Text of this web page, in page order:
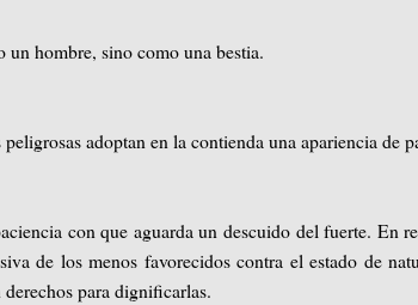
un hombre, sino como una bestia.
adoptan en la contienda una apariencia de
con que aguarda un descuido del fuerte. En
de los menos favorecidos contra el estado de
para dignificarlas.